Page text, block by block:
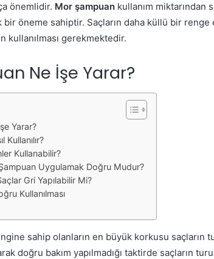
önemlidir. Mor şampuan kullanım
öneme sahiptir. Saçların daha küllü bir renge
kullanılması gerekmektedir.
Ne İşe Yarar?
Yarar?
Kullanılır?
Kullanabilir?
Uygulamak Doğru Mudur?
Gri Yapılabilir Mi?
Kullanılması
sahip olanların en büyük korkusu saçların
doğru bakım yapılmadığı taktirde saçların